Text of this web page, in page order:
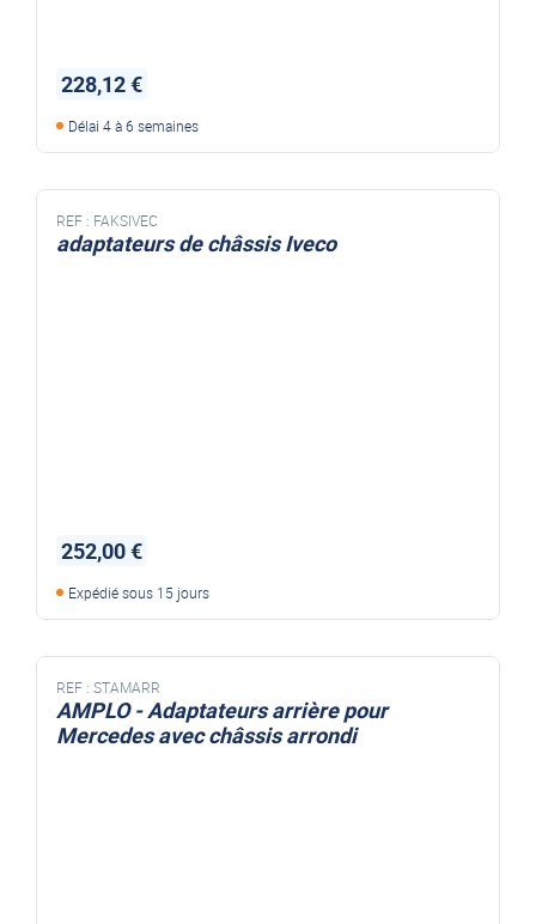
228,12 €
Délai 4 à 6 semaines
REF : FAKSIVEC
adaptateurs de châssis Iveco
252,00 €
Expédié sous 15 jours
REF : STAMARR
AMPLO - Adaptateurs arrière pour
Mercedes avec châssis arrondi